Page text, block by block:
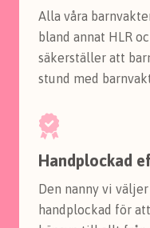
Alla våra
bland annat HLR
säkerställer att
stund med
Handplockad
Den nanny vi
handplockad för